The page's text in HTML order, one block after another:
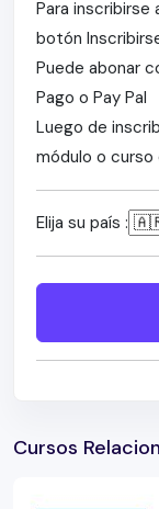
Para inscribirse
botón
Puede abonar
Pago o Pay Pal
Luego de
módulo o curso
Elija su país :
Cursos